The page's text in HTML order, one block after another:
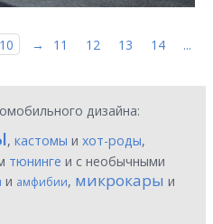
10 → 11 12 13 14 ...
дизайна:
, кастомы и хот-роды,
тюнинге и с необычными
и амфибии, микрокары и